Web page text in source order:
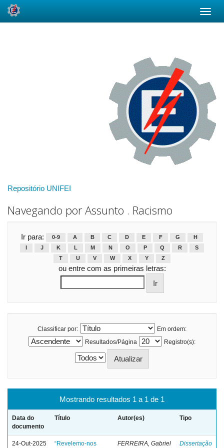
Repositório UNIFEI
Navegando por Assunto . Racismo
Ir para: 0-9 A B C D E F G
H
J K L M N O P Q R
S
T
U V W X Y Z
ou entre com as primeiras letras:
Classificar por:
Em ordem:
Resultados/Página
Registro(s):
Mostrando resultados 1 a 1 de 1
Data do
documento
Título Autor(es) Tipo
24-Out-2025 “Revelemo-nos FERREIRA, Gabriel Dissertação